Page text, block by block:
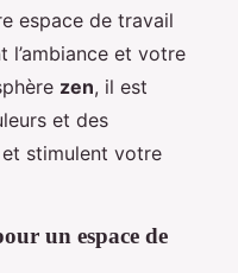
espace de travail
l’ambiance et votre
zen, il est
et des
stimulent votre
un espace de